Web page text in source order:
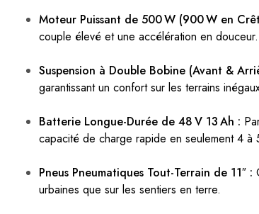
Moteur Puissant de 500 W (900 W en
couple élevé et une accélération en douceur.
Suspension à Double Bobine (Avant &
garantissant un confort sur les terrains
Batterie Longue-Durée de 48 V 13 Ah :
capacité de charge rapide en seulement 4 à
Pneus Pneumatiques Tout-Terrain de 11″ :
urbaines que sur les sentiers en terre.